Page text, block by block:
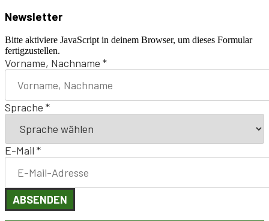
Newsletter
Bitte aktiviere JavaScript in deinem Browser, um dieses Formular
fertigzustellen.
Vorname, Nachname *
Sprache *
E-Mail *
ABSENDEN